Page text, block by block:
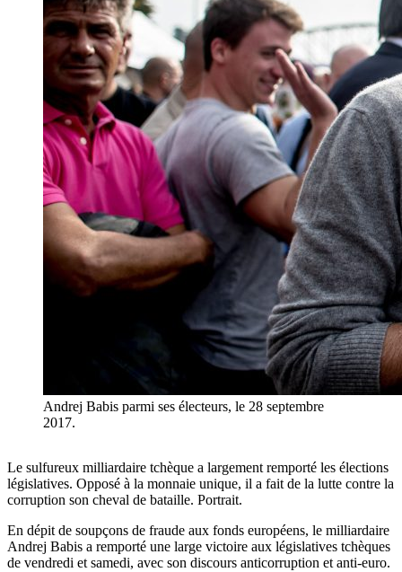
Andrej Babis parmi ses électeurs, le 28 septembre
2017.
Le sulfureux milliardaire tchèque a largement remporté les élections
législatives. Opposé à la monnaie unique, il a fait de la lutte contre la
corruption son cheval de bataille. Portrait.
En dépit de soupçons de fraude aux fonds européens, le milliardaire
Andrej Babis a remporté une large victoire aux législatives tchèques
de vendredi et samedi, avec son discours anticorruption et anti-euro.